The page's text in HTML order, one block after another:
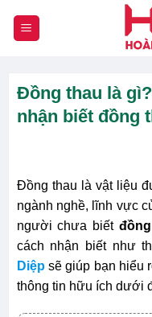
đến
Đồng thau là
nhận biết đồng
Đồng thau là vật liệu
ngành nghề, lĩnh vực
người chưa biết
cách nhận biết như
Diệpsẽ giúp bạn hiểu
thông tin hữu ích dưới